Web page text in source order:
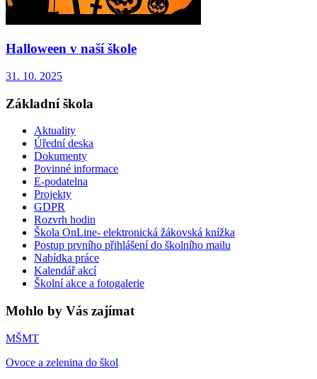
Halloween v naší škole
31. 10. 2025
Základní škola
Aktuality
Úřední deska
Dokumenty
Povinné informace
E-podatelna
Projekty
GDPR
Rozvrh hodin
Škola OnLine- elektronická žákovská knížka
Postup prvního přihlášení do školního mailu
Nabídka práce
Kalendář akcí
Školní akce a fotogalerie
Mohlo by Vás zajímat
MŠMT
Ovoce a zelenina do škol